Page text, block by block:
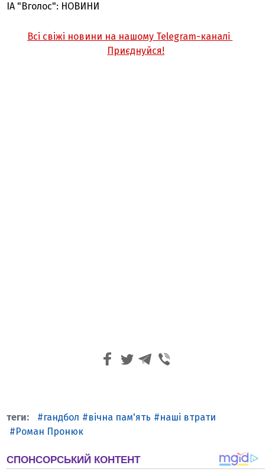
ІА "Вголос": НОВИНИ
Всі свіжі новини на нашому Telegram-каналі
Приєднуйся!
гандбол вічна пам'ять
наші втрати
Роман Пронюк